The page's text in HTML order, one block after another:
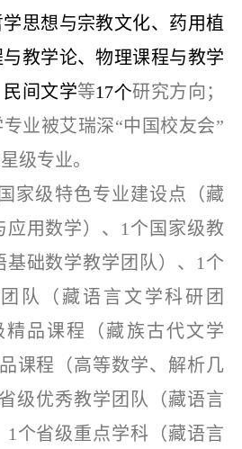
思想与宗教文化、药用植
教学论、物理课程与教学
间文学等17个研究方向；
业被艾瑞深“中国校友会”
级专业。
家级特色专业建设点（藏
应用数学）、1个国家级教
基础数学教学团队）、1个
队（藏语言文学科研团
精品课程（藏族古代文学
课程（高等数学、解析几
级优秀教学团队（藏语言
1个省级重点学科（藏语言